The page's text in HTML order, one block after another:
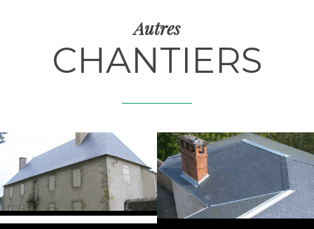
Autres
CHANTIERS